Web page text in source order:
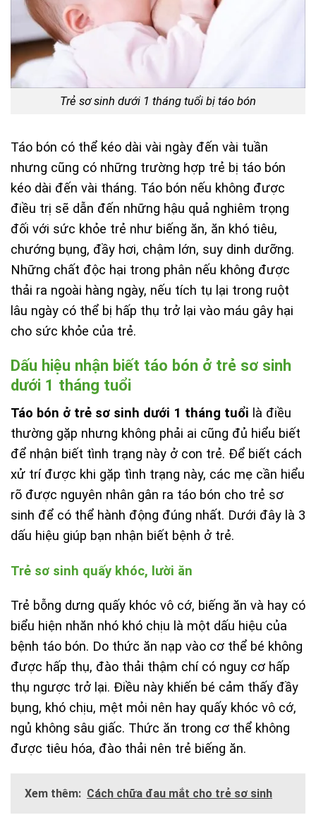
Trẻ sơ sinh dưới 1 tháng tuổi bị táo bón
Táo bón có thể kéo dài vài ngày đến vài tuần
nhưng cũng có những trường hợp trẻ bị táo bón
kéo dài đến vài tháng. Táo bón nếu không được
điều trị sẽ dẫn đến những hậu quả nghiêm trọng
đối với sức khỏe trẻ như biếng ăn, ăn khó tiêu,
chướng bụng, đầy hơi, chậm lớn, suy dinh dưỡng.
Những chất độc hại trong phân nếu không được
thải ra ngoài hàng ngày, nếu tích tụ lại trong ruột
lâu ngày có thể bị hấp thụ trở lại vào máu gây hại
cho sức khỏe của trẻ.
Dấu hiệu nhận biết táo bón ở trẻ sơ sinh
dưới 1 tháng tuổi
Táo bón ở trẻ sơ sinh dưới 1 tháng tuổi là điều
thường gặp nhưng không phải ai cũng đủ hiểu biết
để nhận biết tình trạng này ở con trẻ. Để biết cách
xử trí được khi gặp tình trạng này, các mẹ cần hiểu
rõ được nguyên nhân gân ra táo bón cho trẻ sơ
sinh để có thể hành động đúng nhất. Dưới đây là 3
dấu hiệu giúp bạn nhận biết bệnh ở trẻ.
Trẻ sơ sinh quấy khóc, lười ăn
Trẻ bỗng dưng quấy khóc vô cớ, biếng ăn và hay có
biểu hiện nhăn nhó khó chịu là một dấu hiệu của
bệnh táo bón. Do thức ăn nạp vào cơ thể bé không
được hấp thụ, đào thải thậm chí có nguy cơ hấp
thụ ngược trở lại. Điều này khiến bé cảm thấy đầy
bụng, khó chịu, mệt mỏi nên hay quấy khóc vô cớ,
ngủ không sâu giấc. Thức ăn trong cơ thể không
được tiêu hóa, đào thải nên trẻ biếng ăn.
Xem thêm: Cách chữa đau mắt cho trẻ sơ sinh